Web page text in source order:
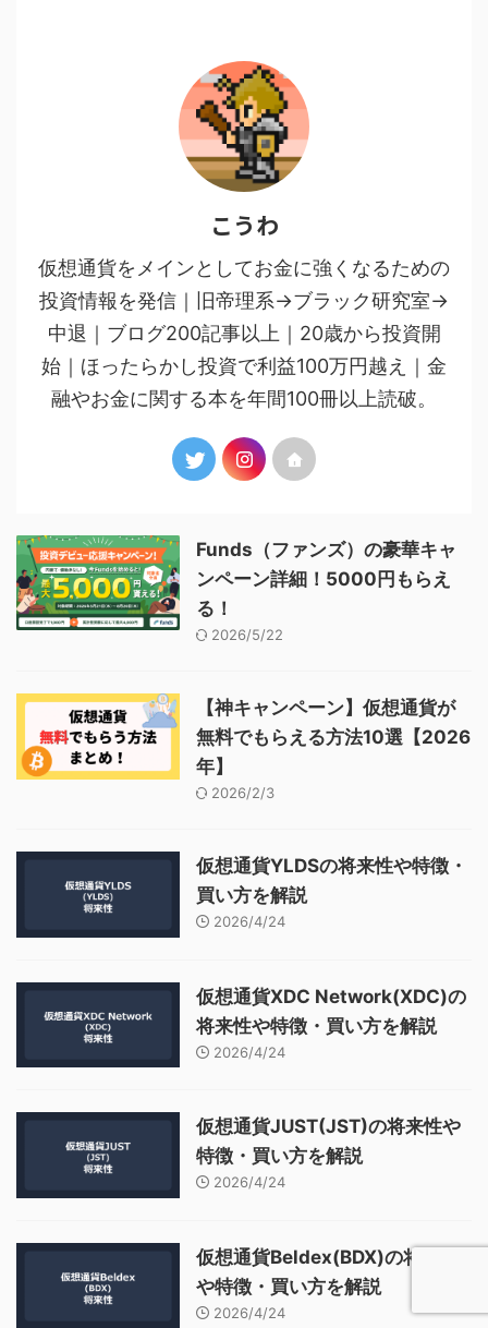
こうわ
仮想通貨をメインとしてお金に強くなるための
投資情報を発信｜旧帝理系→ブラック研究室→
中退｜ブログ200記事以上｜20歳から投資開
始｜ほったらかし投資で利益100万円越え｜金
融やお金に関する本を年間100冊以上読破。
Funds（ファンズ）の豪華キャ
ンペーン詳細！5000円もらえ
る！
2026/5/22
【神キャンペーン】仮想通貨が
無料でもらえる方法10選【2026
年】
2026/2/3
仮想通貨YLDSの将来性や特徴・
買い方を解説
2026/4/24
仮想通貨XDC Network(XDC)の
将来性や特徴・買い方を解説
2026/4/24
仮想通貨JUST(JST)の将来性や
特徴・買い方を解説
2026/4/24
仮想通貨Beldex(BDX)の将来性
や特徴・買い方を解説
2026/4/24